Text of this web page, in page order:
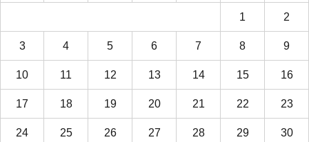
1 2
3 4 5 6 7 8 9
10 11 12 13 14 15 16
17 18 19 20 21 22 23
24 25 26 27 28 29 30